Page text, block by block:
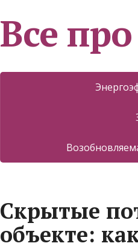
Все
Скрытые
объекте: